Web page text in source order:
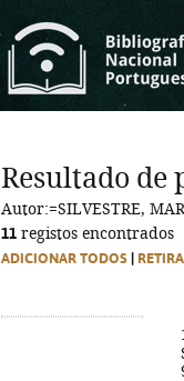
Resultado de
Autor:=SILVESTRE,
11 registos encontrados
ADICIONAR TODOS